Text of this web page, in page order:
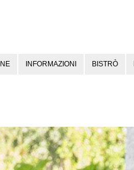
INFORMAZIONI BISTRÒ